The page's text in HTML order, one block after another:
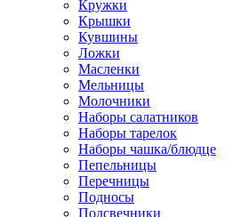
Кружки
Крышки
Кувшины
Ложки
Масленки
Мельницы
Молочники
Наборы салатников
Наборы тарелок
Наборы чашка/блюдце
Пепельницы
Перечницы
Подносы
Подсвечники